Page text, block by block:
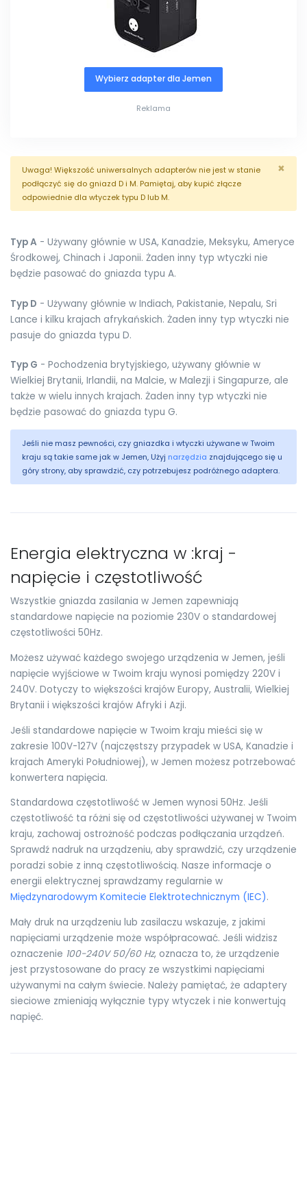
Wybierz adapter dla Jemen
Reklama
×
Uwaga! Większość uniwersalnych adapterów nie jest w stanie
podłączyć się do gniazd D i M. Pamiętaj, aby kupić złącze
odpowiednie dla wtyczek typu D lub M.
Typ A - Używany głównie w USA, Kanadzie, Meksyku, Ameryce
Środkowej, Chinach i Japonii. Żaden inny typ wtyczki nie
będzie pasować do gniazda typu A.
Typ D - Używany głównie w Indiach, Pakistanie, Nepalu, Sri
Lance i kilku krajach afrykańskich. Żaden inny typ wtyczki nie
pasuje do gniazda typu D.
Typ G - Pochodzenia brytyjskiego, używany głównie w
Wielkiej Brytanii, Irlandii, na Malcie, w Malezji i Singapurze, ale
także w wielu innych krajach. Żaden inny typ wtyczki nie
będzie pasować do gniazda typu G.
Jeśli nie masz pewności, czy gniazdka i wtyczki używane w Twoim
kraju są takie same jak w Jemen, Użyj narzędzia znajdującego się u
góry strony, aby sprawdzić, czy potrzebujesz podróżnego adaptera.
Energia elektryczna w :kraj -
napięcie i częstotliwość
Wszystkie gniazda zasilania w Jemen zapewniają
standardowe napięcie na poziomie 230V o standardowej
częstotliwości 50Hz.
Możesz używać każdego swojego urządzenia w Jemen, jeśli
napięcie wyjściowe w Twoim kraju wynosi pomiędzy 220V i
240V. Dotyczy to większości krajów Europy, Australii, Wielkiej
Brytanii i większości krajów Afryki i Azji.
Jeśli standardowe napięcie w Twoim kraju mieści się w
zakresie 100V-127V (najczęstszy przypadek w USA, Kanadzie i
krajach Ameryki Południowej), w Jemen możesz potrzebować
konwertera napięcia.
Standardowa częstotliwość w Jemen wynosi 50Hz. Jeśli
częstotliwość ta różni się od częstotliwości używanej w Twoim
kraju, zachowaj ostrożność podczas podłączania urządzeń.
Sprawdź nadruk na urządzeniu, aby sprawdzić, czy urządzenie
poradzi sobie z inną częstotliwością. Nasze informacje o
energii elektrycznej sprawdzamy regularnie w
Międzynarodowym Komitecie Elektrotechnicznym (IEC).
Mały druk na urządzeniu lub zasilaczu wskazuje, z jakimi
napięciami urządzenie może współpracować. Jeśli widzisz
oznaczenie 100-240V 50/60 Hz, oznacza to, że urządzenie
jest przystosowane do pracy ze wszystkimi napięciami
używanymi na całym świecie. Należy pamiętać, że adaptery
sieciowe zmieniają wyłącznie typy wtyczek i nie konwertują
napięć.